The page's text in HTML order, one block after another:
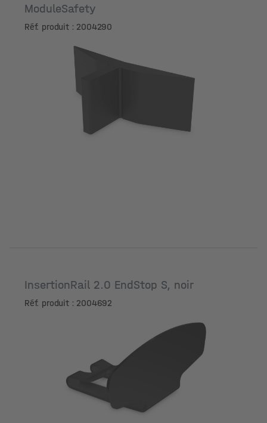
ModuleSafety
Réf. produit : 2004290
InsertionRail 2.0 EndStop S, noir
Réf. produit : 2004692